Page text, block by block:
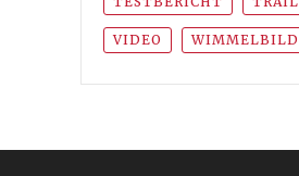
VIDEO WIMMELBILD